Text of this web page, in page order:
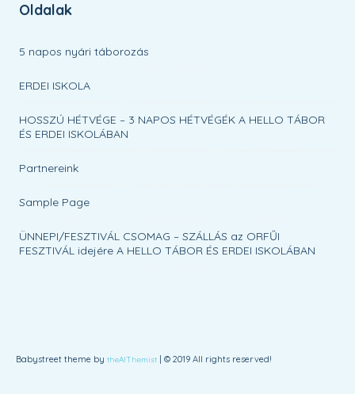
Oldalak
5 napos nyári táborozás
ERDEI ISKOLA
HOSSZÚ HÉTVÉGE – 3 NAPOS HÉTVÉGÉK A HELLO TÁBOR
ÉS ERDEI ISKOLÁBAN
Partnereink
Sample Page
ÜNNEPI/FESZTIVÁL CSOMAG – SZÁLLÁS az ORFŰI
FESZTIVÁL idejére A HELLO TÁBOR ÉS ERDEI ISKOLÁBAN
Babystreet theme by theAlThemist | © 2019 All rights reserved!